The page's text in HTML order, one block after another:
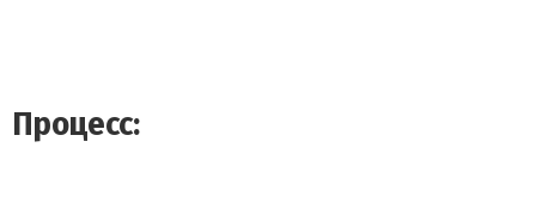
Процесс: